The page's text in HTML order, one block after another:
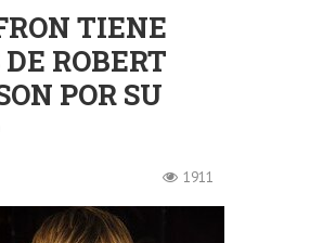
TIENE
DE ROBERT
POR SU
1911